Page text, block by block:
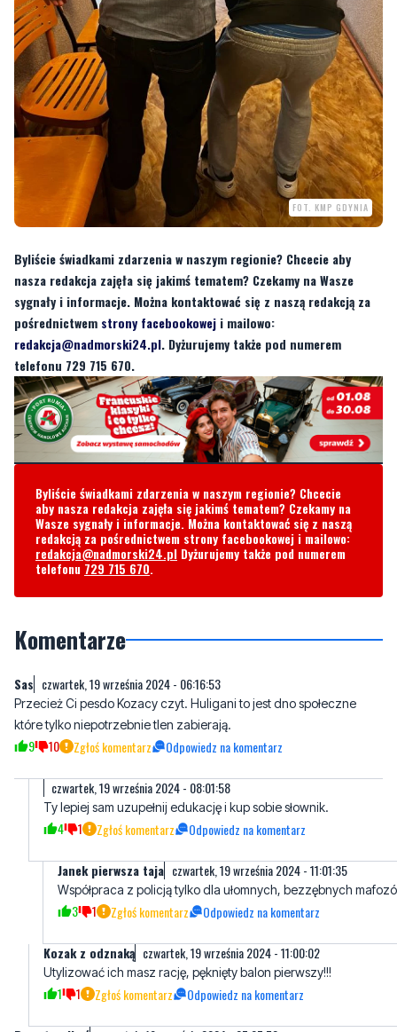
FOT. KMP GDYNIA
Byliście świadkami zdarzenia w naszym regionie? Chcecie aby
nasza redakcja zajęła się jakimś tematem? Czekamy na Wasze
pośrednictwemstrony facebookoweji mailowo:
redakcja@nadmorski24.pl. Dyżurujemy także pod numerem
telefonu 729 715 670.
Byliście świadkami zdarzenia w naszym regionie? Chcecie
aby nasza redakcja zajęła się jakimś tematem? Czekamy na
Wasze sygnały i informacje. Można kontaktować się z naszą
redakcja@nadmorski24.plDyżurujemy także pod numerem
telefonu729 715 670.
Komentarze
Przecież Ci pesdo Kozacy czyt. Huligani to jest dno społeczne
9 10 Zgłoś komentarz Odpowiedz na komentarz
czwartek, 19 września 2024 - 08:01:58
Ty lepiej sam uzupełnij edukację i kup sobie słownik.
Janek pierwsza taja czwartek, 19 września 2024 - 11:01:35
Współpraca z policją tylko dla ułomnych, bezzębnych
Kozak z odznaką czwartek, 19 września 2024 - 11:00:02
Utylizować ich masz rację, pęknięty balon pierwszy!!!
Race to pikuś czwartek, 19 września 2024 - 07:07:52
Gorzej ze kibole zaczynają używać na stadionach rakiet. I strzelają